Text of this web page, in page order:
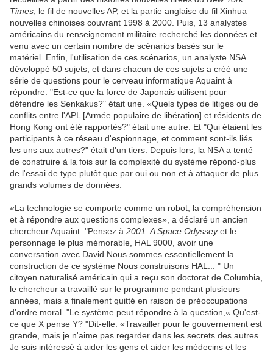
Times , le fil de nouvelles AP, et la partie anglaise du fil Xinhua
nouvelles chinoises couvrant 1998 à 2000. Puis, 13 analystes
américains du renseignement militaire recherché les données et
venu avec un certain nombre de scénarios basés sur le
matériel. Enfin, l'utilisation de ces scénarios, un analyste NSA
développé 50 sujets, et dans chacun de ces sujets a créé une
série de questions pour le cerveau informatique Aquaint à
répondre. "Est-ce que la force de Japonais utilisent pour
défendre les Senkakus?" était une. «Quels types de litiges ou de
conflits entre l'APL [Armée populaire de libération] et résidents de
Hong Kong ont été rapportés?" était une autre. Et "Qui étaient les
participants à ce réseau d'espionnage, et comment sont-ils liés
les uns aux autres?" était d'un tiers. Depuis lors, la NSA a tenté
de construire à la fois sur la complexité du système répond-plus
de l'essai de type plutôt que par oui ou non et à attaquer de plus
grands volumes de données.
«La technologie se comporte comme un robot, la compréhension
et à répondre aux questions complexes», a déclaré un ancien
chercheur Aquaint. "Pensez à 2001: A Space Odysseyet le
personnage le plus mémorable, HAL 9000, avoir une
conversation avec David Nous sommes essentiellement la
construction de ce système Nous construisons HAL... " Un
citoyen naturalisé américain qui a reçu son doctorat de Columbia,
le chercheur a travaillé sur le programme pendant plusieurs
années, mais a finalement quitté en raison de préoccupations
d'ordre moral. "Le système peut répondre à la question,« Qu'est-
ce que X pense Y? "Dit-elle. «Travailler pour le gouvernement est
grande, mais je n'aime pas regarder dans les secrets des autres.
Je suis intéressé à aider les gens et aider les médecins et les